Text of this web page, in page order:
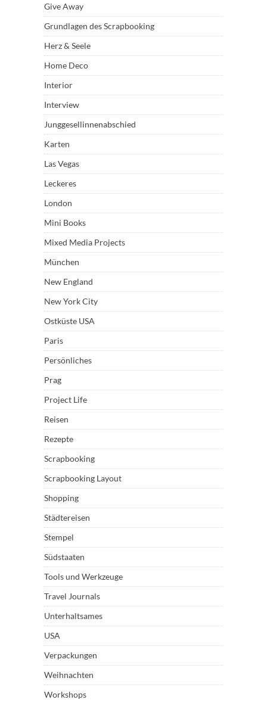
Give Away
Grundlagen des Scrapbooking
Herz & Seele
Home Deco
Interior
Interview
Junggesellinnenabschied
Karten
Las Vegas
Leckeres
London
Mini Books
Mixed Media Projects
München
New England
New York City
Ostküste USA
Paris
Persönliches
Prag
Project Life
Reisen
Rezepte
Scrapbooking
Scrapbooking Layout
Shopping
Städtereisen
Stempel
Südstaaten
Tools und Werkzeuge
Travel Journals
Unterhaltsames
USA
Verpackungen
Weihnachten
Workshops